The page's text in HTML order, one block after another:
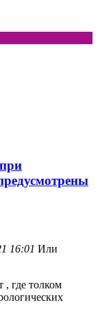
16:01 Или
где толком